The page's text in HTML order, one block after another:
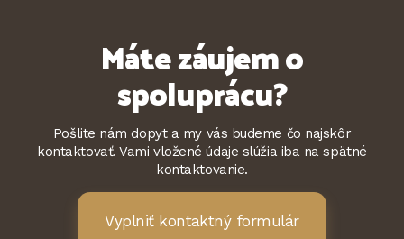
Máte záujem o
spoluprácu?
Pošlite nám dopyt a my vás budeme čo najskôr
kontaktovať. Vami vložené údaje slúžia iba na spätné
kontaktovanie.
Vyplniť kontaktný formulár